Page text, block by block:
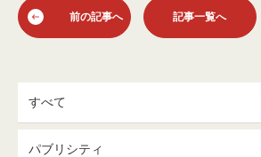
前の記事へ 記事一覧へ
すべて
パブリシティ